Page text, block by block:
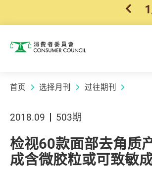
上1
消费者委员会
首页 选择月刊 过往期刊
2018.09 503期
检视60款面部去角质
成含微胶粒或可致敏